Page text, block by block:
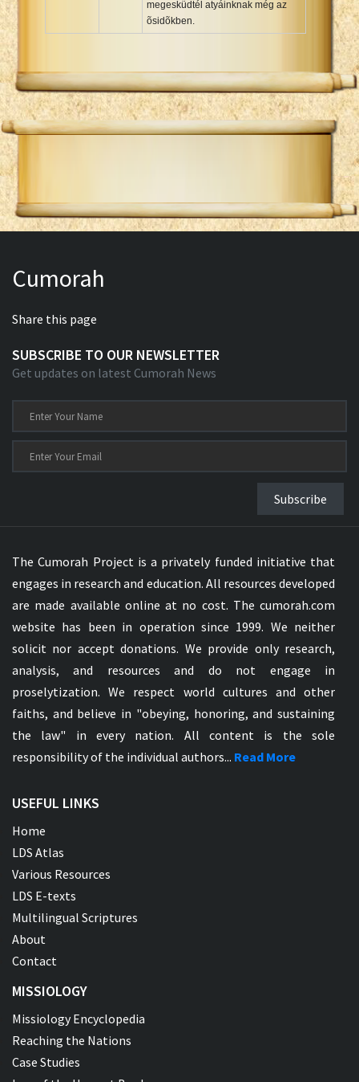
megesküdtél atyáinknak még az
õsidõkben.
Cumorah
Share this page
SUBSCRIBE TO OUR NEWSLETTER
Get updates on latest Cumorah News
Subscribe
The Cumorah Project is a privately funded initiative that
engages in research and education. All resources developed
are made available online at no cost. The cumorah.com
website has been in operation since 1999. We neither
solicit nor accept donations. We provide only research,
analysis, and resources and do not engage in
proselytization. We respect world cultures and other
faiths, and believe in "obeying, honoring, and sustaining
the law" in every nation. All content is the sole
responsibility of the individual authors... Read More
USEFUL LINKS
Home
LDS Atlas
Various Resources
LDS E-texts
Multilingual Scriptures
About
Contact
MISSIOLOGY
Missiology Encyclopedia
Reaching the Nations
Case Studies